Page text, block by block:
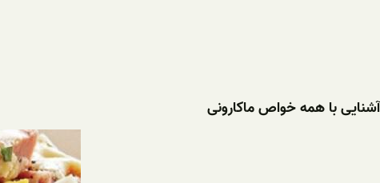
آشنایی با همه خواص ماکارونی